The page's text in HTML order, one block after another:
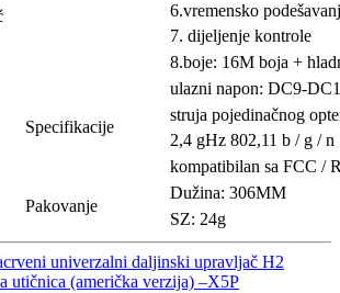
6.vremensko
7. dijeljenje kontrole
8.boje: 16M boja +
Specifikacije
ulazni napon: DC9-
struja pojedinačnog
2,4 gHz 802,11 b / g / n
kompatibilan sa FCC /
Pakovanje
Dužina: 306MM
SZ: 24g
univerzalni daljinski upravljač H2
utičnica (američka verzija) –X5P